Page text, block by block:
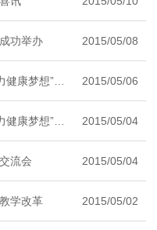
功举办 2015/05/08
梦想”活动 2015/05/06
梦想”活动 2015/05/04
流会 2015/05/04
学改革 2015/05/02